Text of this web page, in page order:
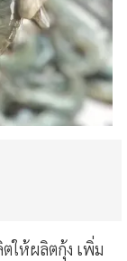
ตให้ผลิตกุ้ง เพิ่ม